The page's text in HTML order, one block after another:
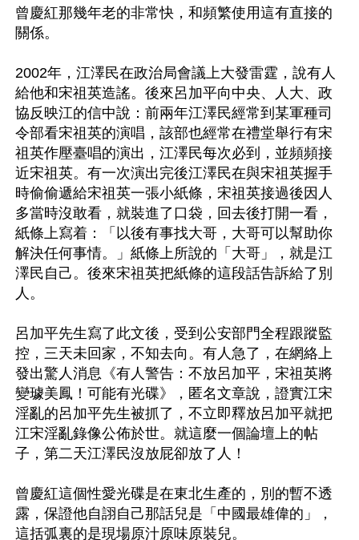
曾慶紅那幾年老的非常快，和頻繁使用這有直接的
關係。
2002年，江澤民在政治局會議上大發雷霆，說有人
給他和宋祖英造謠。後來呂加平向中央、人大、政
協反映江的信中說：前兩年江澤民經常到某軍種司
令部看宋祖英的演唱，該部也經常在禮堂舉行有宋
祖英作壓臺唱的演出，江澤民每次必到，並頻頻接
近宋祖英。有一次演出完後江澤民在與宋祖英握手
時偷偷遞給宋祖英一張小紙條，宋祖英接過後因人
多當時沒敢看，就裝進了口袋，回去後打開一看，
紙條上寫着：「以後有事找大哥，大哥可以幫助你
解決任何事情。」紙條上所說的「大哥」，就是江
澤民自己。後來宋祖英把紙條的這段話告訴給了別
人。
呂加平先生寫了此文後，受到公安部門全程跟蹤監
控，三天未回家，不知去向。有人急了，在網絡上
發出驚人消息《有人警告：不放呂加平，宋祖英將
變璩美鳳！可能有光碟》，匿名文章說，證實江宋
淫亂的呂加平先生被抓了，不立即釋放呂加平就把
江宋淫亂錄像公佈於世。就這麼一個論壇上的帖
子，第二天江澤民沒放屁卻放了人！
曾慶紅這個性愛光碟是在東北生產的，別的暫不透
露，保證他自詡自己那話兒是「中國最雄偉的」，
這括弧裏的是現場原汁原味原裝兒。